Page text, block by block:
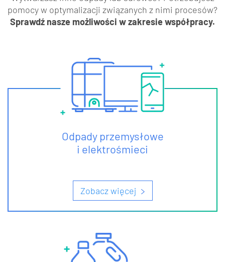
pomocy w optymalizacji związanych z nimi procesów?
Sprawdź nasze możliwości w zakresie współpracy.
Odpady przemysłowe
i elektrośmieci
Zobacz więcej